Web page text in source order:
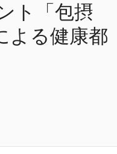
ト「包摂
よる健康都